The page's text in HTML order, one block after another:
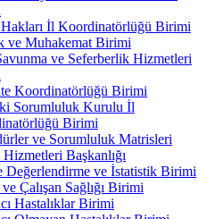
İl Koordinatörlüğü Birimi
ve Muhakemat Birimi
ve Seferberlik Hizmetleri
Koordinatörlüğü Birimi
Sorumluluk Kurulu İl
Birimi
ve Sorumluluk Matrisleri
Hizmetleri Başkanlığı
Değerlendirme ve İstatistik Birimi
Çalışan Sağlığı Birimi
Hastalıklar Birimi